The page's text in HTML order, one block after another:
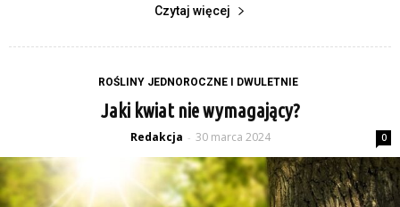
Czytaj więcej
ROŚLINY JEDNOROCZNE I DWULETNIE
Jaki kwiat nie wymagający?
Redakcja - 30 marca 2024 0